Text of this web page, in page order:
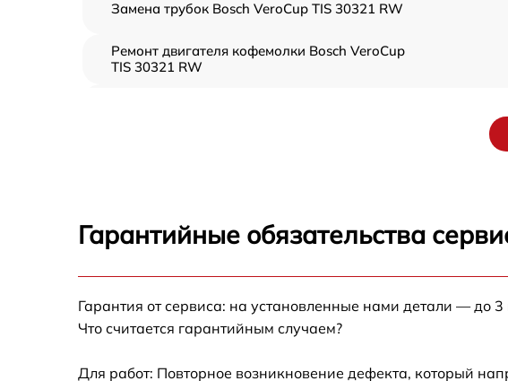
Замена трубок Bosch VeroCup TIS 30321 RW
Ремонт двигателя кофемолки Bosch VeroCup
TIS 30321 RW
Замена жерновов Bosch VeroCup TIS 30321
Гарантийные обязательства
Гарантия от сервиса: на установленные нами детали — до 3
Что считается гарантийным случаем?
Для работ: Повторное возникновение дефекта, который